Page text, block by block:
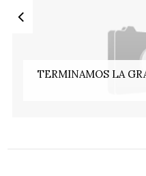
TERMINAMOS LA